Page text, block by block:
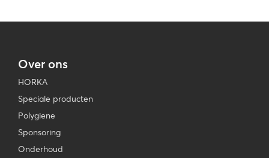
Over ons
HORKA
Speciale producten
Polygiene
Sponsoring
Onderhoud